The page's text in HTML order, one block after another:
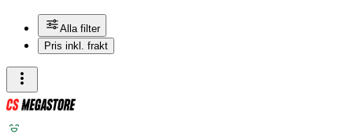
Alla filter
Pris inkl. frakt